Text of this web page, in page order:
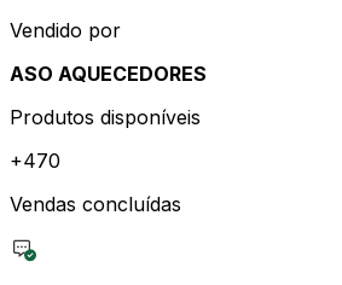
Vendido por
ASO AQUECEDORES
Produtos disponíveis
+470
Vendas concluídas